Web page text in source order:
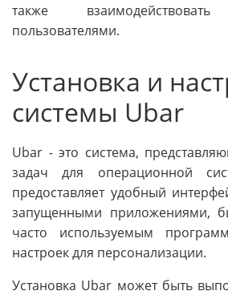
также
пользователями.
Установка и
системы Ubar
Ubar - это система,
задач для операционной
предоставляет удобный
запущенными приложениями,
часто используемым
настроек для персонализации.
Установка Ubar может быть